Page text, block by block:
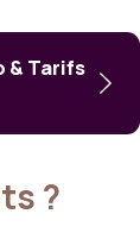
& Tarifs
?